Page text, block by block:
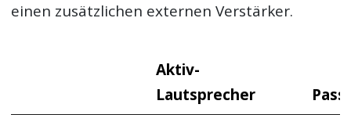
einen zusätzlichen externen Verstärker.
Aktiv-
Lautsprecher